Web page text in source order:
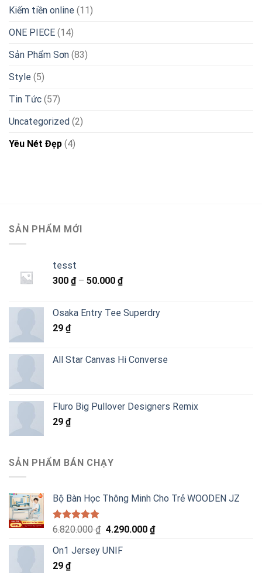
Kiếm tiền online (11)
ONE PIECE (14)
Sản Phẩm Sơn (83)
Style (5)
Tin Tức (57)
Uncategorized (2)
Yêu Nét Đẹp (4)
SẢN PHẨM MỚI
tesst
300 ₫ – 50.000 ₫Khoảng
300 ₫
Osaka Entry Tee Superdry
29 ₫
All Star Canvas Hi Converse
Fluro Big Pullover Designers Remix
29 ₫
SẢN PHẨM BÁN CHẠY
Bộ Bàn Học Thông Minh Cho Trẻ WOODEN JZ
Được xếp
5 sao
6.820.000₫ Giá
là:
4.290.000 ₫Giá
On1 Jersey UNIF
29 ₫